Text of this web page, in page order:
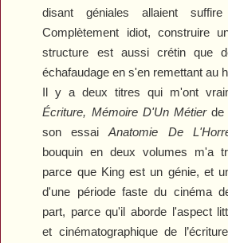
disant géniales allaient suffire
Complètement idiot, construire
structure est aussi crétin que
échafaudage en s'en remettant au
Il y a deux titres qui m'ont
Écriture, Mémoire D'Un Métierde
son essaiAnatomie De L'H
bouquin en deux volumes m'a
parce que King est un génie, et
d'une période faste du cinéma
part, parce qu'il aborde l'aspect
et cinématographique de